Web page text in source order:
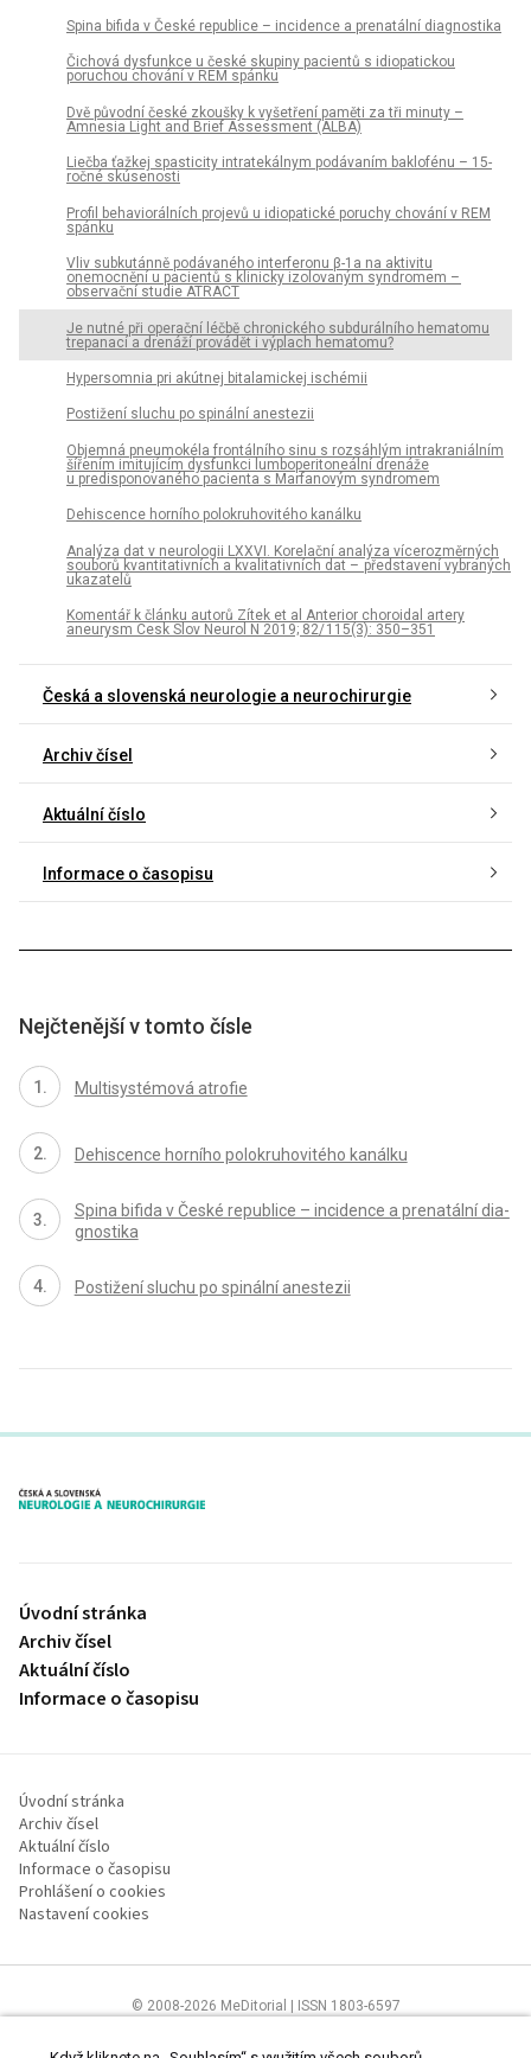
Spina bifida v České republice – incidence a prenatální dia­gnostika
Čichová dysfunkce u české skupiny pacientů s idiopatickou
poruchou chování v REM spánku
Dvě původní české zkoušky k vyšetření paměti za tři minuty –
Amnesia Light and Brief Assessment (ALBA)
Liečba ťažkej spasticity intratekálnym podávaním baklofénu – 15-
ročné skúsenosti
Profil behaviorálních projevů u idiopatické poruchy chování v REM
spánku
Vliv subkután­ně podávaného interferonu β-1a na aktivitu
onemocnění u pa­cientů s klinicky izolovaným syndromem –
observační studie ATRACT
Je nutné při operační léčbě chronického subdurálního hematomu
trepanací a drenáží provádět i výplach hematomu?
Hypersomnia pri akútnej bitalamickej ischémii
Postižení sluchu po spinální anestezii
Objemná pneumokéla frontálního sinu s rozsáhlým intrakraniálním
šířením imitujícím dysfunkci lumboperitoneální drenáže
u predisponovaného pacienta s Marfanovým syndromem
Dehiscence horního polokruhovitého kanálku
Analýza dat v neurologii LXXVI. Korelační analýza vícerozměrných
souborů kvantitativních a kvalitativních dat – představení vybraných
ukazatelů
Komentář k článku autorů Zítek et al Anterior choroidal artery
aneurysm Cesk Slov Neurol N 2019; 82/ 115(3): 350–351
Česká a slovenská neurologie a neurochirurgie
Archiv čísel
Aktuální číslo
Informace o časopisu
Nejčtenější v tomto čísle
Multisystémová atrofie
Dehiscence horního polokruhovitého kanálku
Spina bifida v České republice – incidence a prenatální dia­
gnostika
Postižení sluchu po spinální anestezii
proLékaře.cz
Úvodní stránka
Archiv čísel
Aktuální číslo
Informace o časopisu
Úvodní stránka
Archiv čísel
Aktuální číslo
Informace o časopisu
Prohlášení o cookies
Nastavení cookies
© 2008-2026 MeDitorial | ISSN 1803-6597